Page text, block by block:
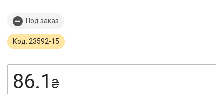
Под заказ
Код: 23592-15
86.1 ₴